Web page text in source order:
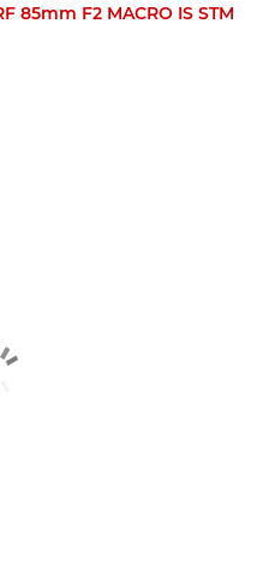
85mm F2 MACRO IS STM